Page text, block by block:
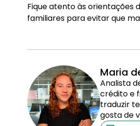
Fique atento às orientações
familiares para evitar que
Maria
Analista
crédito e
traduzir
gosta de